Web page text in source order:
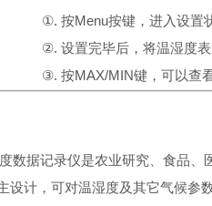
①. 按Menu按键，进入设置
②. 设置完毕后，将温湿度
③. 按MAX/MIN键，可以查
数据记录仪是农业研究、食品
设计，可对温湿度及其它气候